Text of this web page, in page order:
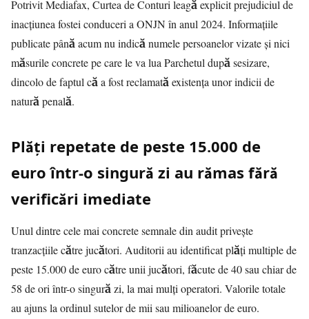
PotrivitMediafax, Curtea de Conturi leagă explicit prejudiciul de
inacțiunea fostei conduceri a ONJN în anul 2024. Informațiile
publicate până acum nu indică numele persoanelor vizate și nici
măsurile concrete pe care le va lua Parchetul după sesizare,
dincolo de faptul că a fost reclamată existența unor indicii de
natură penală.
Plăți repetate de peste 15.000 de
euro într-o singură zi au rămas fără
verificări imediate
Unul dintre cele mai concrete semnale din audit privește
tranzacțiile către jucători. Auditorii au identificat plăți multiple de
peste 15.000 de euro către unii jucători, făcute de 40 sau chiar de
58 de ori într-o singură zi, la mai mulți operatori. Valorile totale
au ajuns la ordinul sutelor de mii sau milioanelor de euro.